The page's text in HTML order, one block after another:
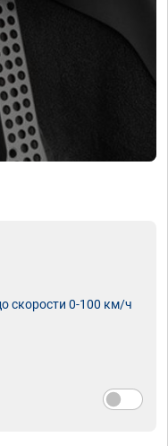
скорости 0-100 км/ч